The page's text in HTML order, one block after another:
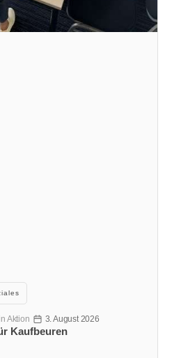
Kaufbeuren
Aktion Veröffentlichungsdatum
3. August 2026